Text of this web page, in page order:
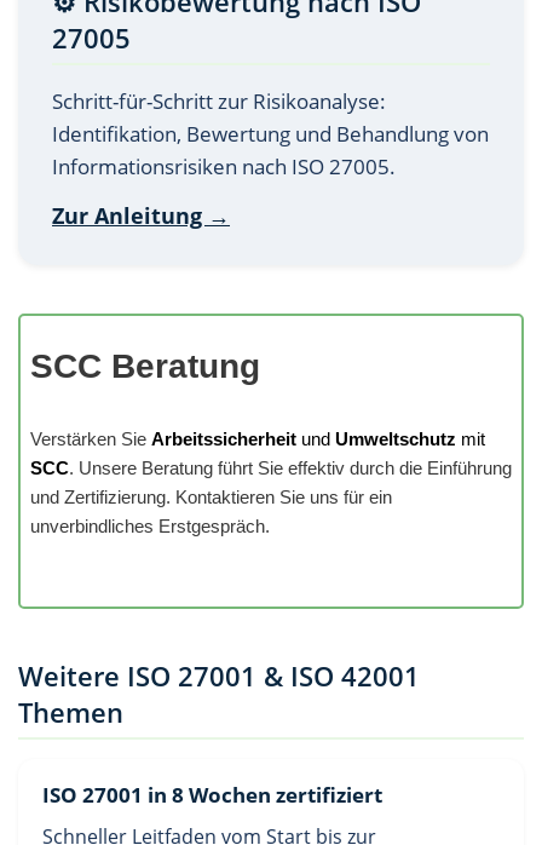
27005
Schritt-für-Schritt zur Risikoanalyse:
Identifikation, Bewertung und Behandlung von
Informationsrisiken nach ISO 27005.
Zur Anleitung →
SCC Beratung
Verstärken Sie Arbeitssicherheit und Umweltschutz mit
SCC. Unsere Beratung führt Sie effektiv durch die Einführung
und Zertifizierung. Kontaktieren Sie uns für ein
unverbindliches Erstgespräch.
Weitere ISO 27001 & ISO 42001
Themen
ISO 27001 in 8 Wochen zertifiziert
Schneller Leitfaden vom Start bis zur